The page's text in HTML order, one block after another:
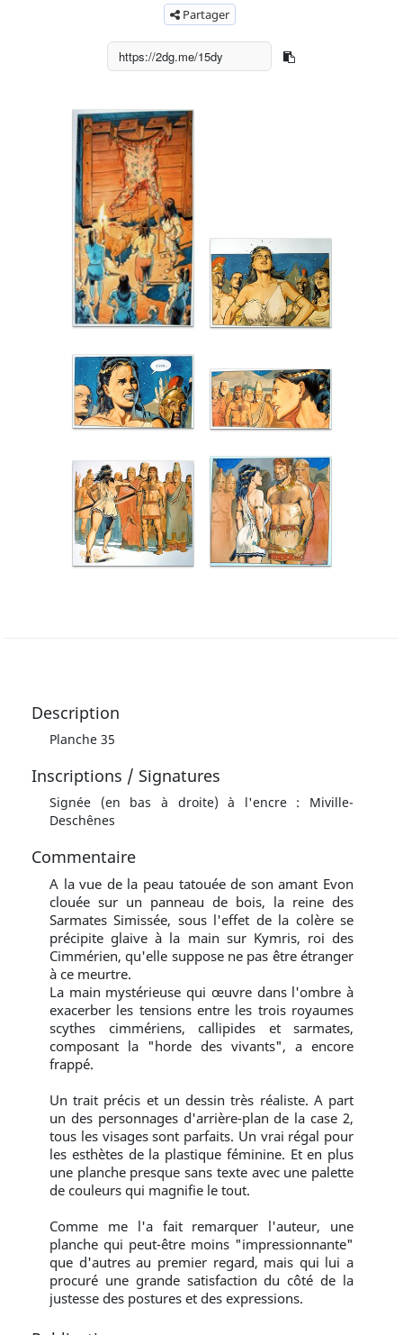
Partager
Description
Planche 35
Inscriptions / Signatures
Signée (en bas à droite) à l'encre : Miville-
Deschênes
Commentaire
A la vue de la peau tatouée de son amant Evon
clouée sur un panneau de bois, la reine des
Sarmates Simissée, sous l'effet de la colère se
précipite glaive à la main sur Kymris, roi des
Cimmérien, qu'elle suppose ne pas être étranger
à ce meurtre.
La main mystérieuse qui œuvre dans l'ombre à
exacerber les tensions entre les trois royaumes
scythes cimmériens, callipides et sarmates,
composant la "horde des vivants", a encore
frappé.
Un trait précis et un dessin très réaliste. A part
un des personnages d'arrière-plan de la case 2,
tous les visages sont parfaits. Un vrai régal pour
les esthètes de la plastique féminine. Et en plus
une planche presque sans texte avec une palette
de couleurs qui magnifie le tout.
Comme me l'a fait remarquer l'auteur, une
planche qui peut-être moins "impressionnante"
que d'autres au premier regard, mais qui lui a
procuré une grande satisfaction du côté de la
justesse des postures et des expressions.